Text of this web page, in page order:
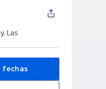
Las
fechas